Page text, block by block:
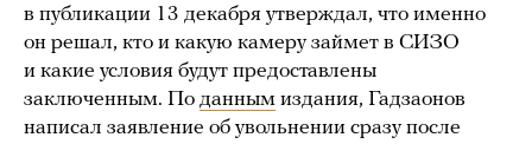
в публикации 13 декабря утверждал, что именно
он решал, кто и какую камеру займет в СИЗО
и какие условия будут предоставлены
заключенным. По данным издания, Гадзаонов
написал заявление об увольнении сразу после